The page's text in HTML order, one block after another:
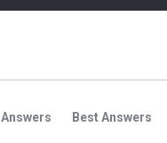
Answers Best Answers